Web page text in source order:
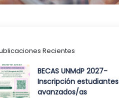
Recientes
BECAS UNMdP 2027-
Inscripción estudiantes
avanzados/as